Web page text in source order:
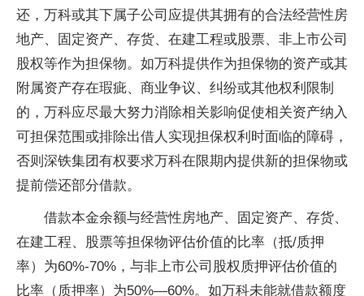
还，万科或其下属子公司应提供其拥有的合法经营性房
地产、固定资产、存货、在建工程或股票、非上市公司
股权等作为担保物。如万科提供作为担保物的资产或其
附属资产存在瑕疵、商业争议、纠纷或其他权利限制
的，万科应尽最大努力消除相关影响促使相关资产纳入
可担保范围或排除出借人实现担保权利时面临的障碍，
否则深铁集团有权要求万科在限期内提供新的担保物或
提前偿还部分借款。
借款本金余额与经营性房地产、固定资产、存货、
在建工程、股票等担保物评估价值的比率（抵/质押
率）为60%-70%，与非上市公司股权质押评估价值的
比率（质押率）为50%—60%。如万科未能就借款额度